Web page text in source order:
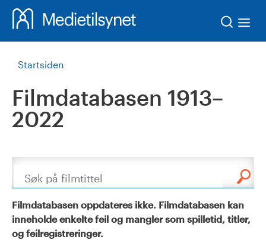
Startsiden
Filmdatabasen 1913–
2022
Søk
Filmdatabasen oppdateres ikke. Filmdatabasen kan
inneholde enkelte feil og mangler som spilletid, titler,
og feilregistreringer.